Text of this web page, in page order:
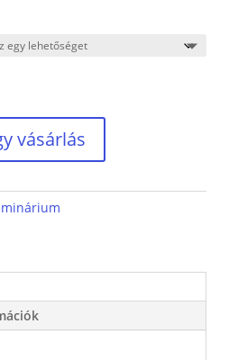
vásárlás